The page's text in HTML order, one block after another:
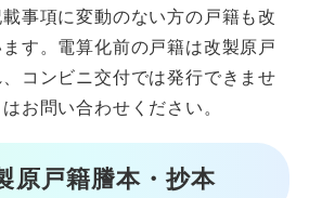
事項に変動のない方の戸籍も改
す。電算化前の戸籍は改製原戸
コンビニ交付では発行できませ
お問い合わせください。
原戸籍謄本・抄本